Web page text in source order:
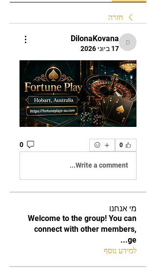
חזרה
DilonaKovana
DilonaKovana
17 ביוני 2026
0
0
Write a comment...
מי אנחנו
Welcome to the group! You can
connect with other members,
ge
...
למידע נוסף